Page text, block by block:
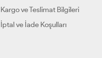
Kargo ve Teslimat Bilgileri
İptal ve İade Koşulları